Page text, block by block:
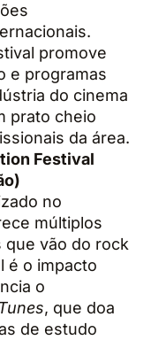
promove
e programas
do cinema
prato cheio
da área.
Festival
no
múltiplos
que vão do rock
é o impacto
o
, que doa
de estudo